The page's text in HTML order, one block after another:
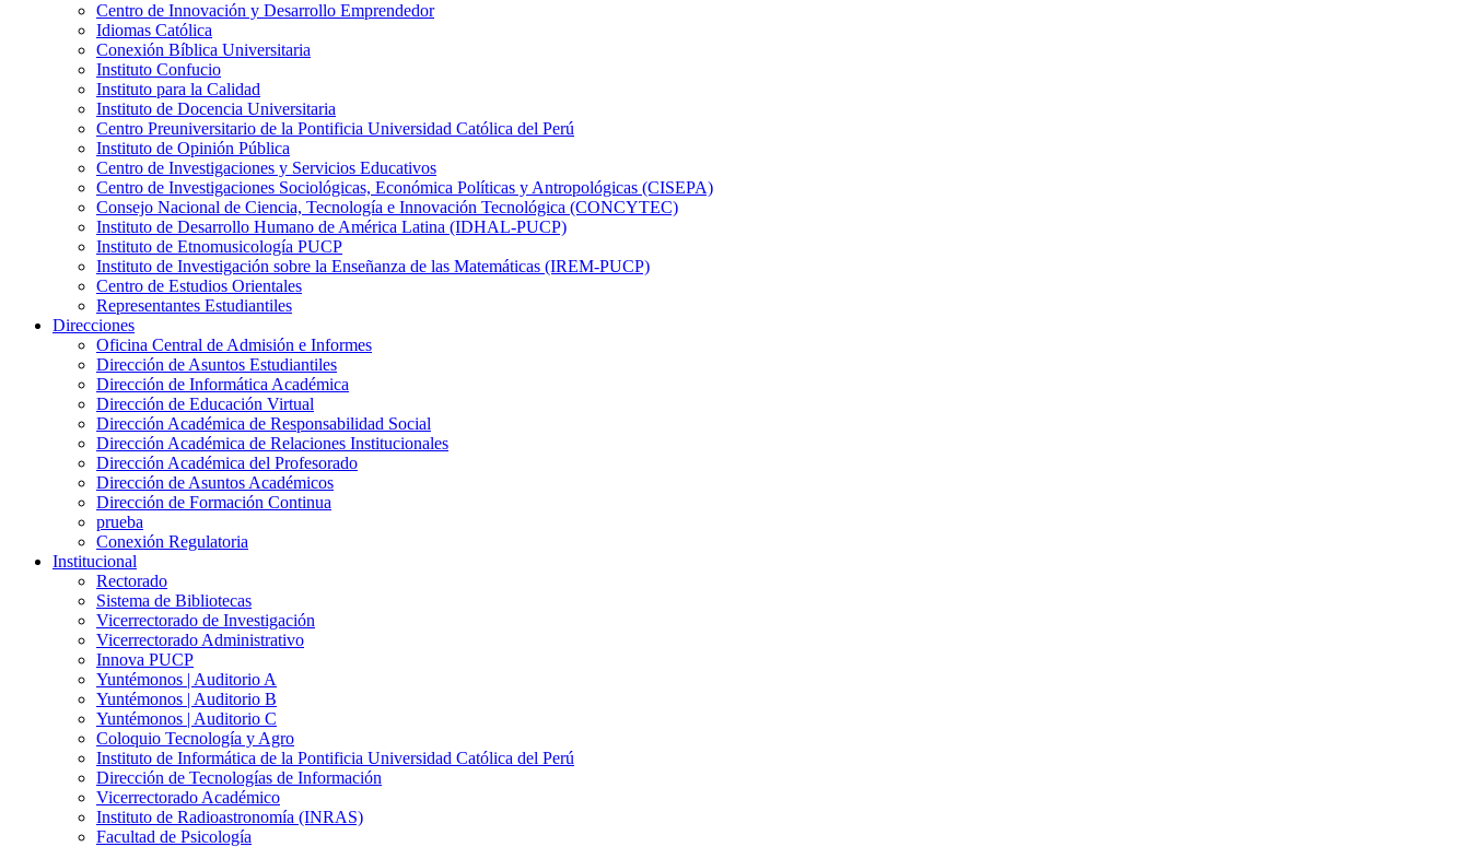
Centro de Innovación y Desarrollo Emprendedor
Idiomas Católica
Conexión Bíblica Universitaria
Instituto Confucio
Instituto para la Calidad
Instituto de Docencia Universitaria
Centro Preuniversitario de la Pontificia Universidad Católica del Perú
Instituto de Opinión Pública
Centro de Investigaciones y Servicios Educativos
Centro de Investigaciones Sociológicas, Económica Políticas y Antropológicas (CISEPA)
Consejo Nacional de Ciencia, Tecnología e Innovación Tecnológica (CONCYTEC)
Instituto de Desarrollo Humano de América Latina (IDHAL-PUCP)
Instituto de Etnomusicología PUCP
Instituto de Investigación sobre la Enseñanza de las Matemáticas (IREM-PUCP)
Centro de Estudios Orientales
Representantes Estudiantiles
Direcciones
Oficina Central de Admisión e Informes
Dirección de Asuntos Estudiantiles
Dirección de Informática Académica
Dirección de Educación Virtual
Dirección Académica de Responsabilidad Social
Dirección Académica de Relaciones Institucionales
Dirección Académica del Profesorado
Dirección de Asuntos Académicos
Dirección de Formación Continua
prueba
Conexión Regulatoria
Institucional
Rectorado
Sistema de Bibliotecas
Vicerrectorado de Investigación
Vicerrectorado Administrativo
Innova PUCP
Yuntémonos | Auditorio A
Yuntémonos | Auditorio B
Yuntémonos | Auditorio C
Coloquio Tecnología y Agro
Instituto de Informática de la Pontificia Universidad Católica del Perú
Dirección de Tecnologías de Información
Vicerrectorado Académico
Instituto de Radioastronomía (INRAS)
Facultad de Psicología